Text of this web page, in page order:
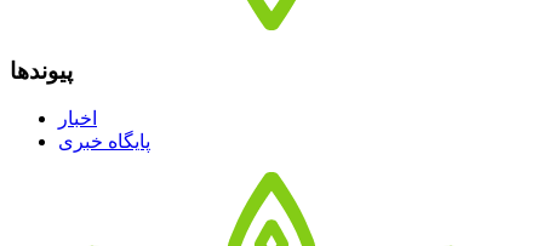
پیوندها
اخبار
پایگاه خبری